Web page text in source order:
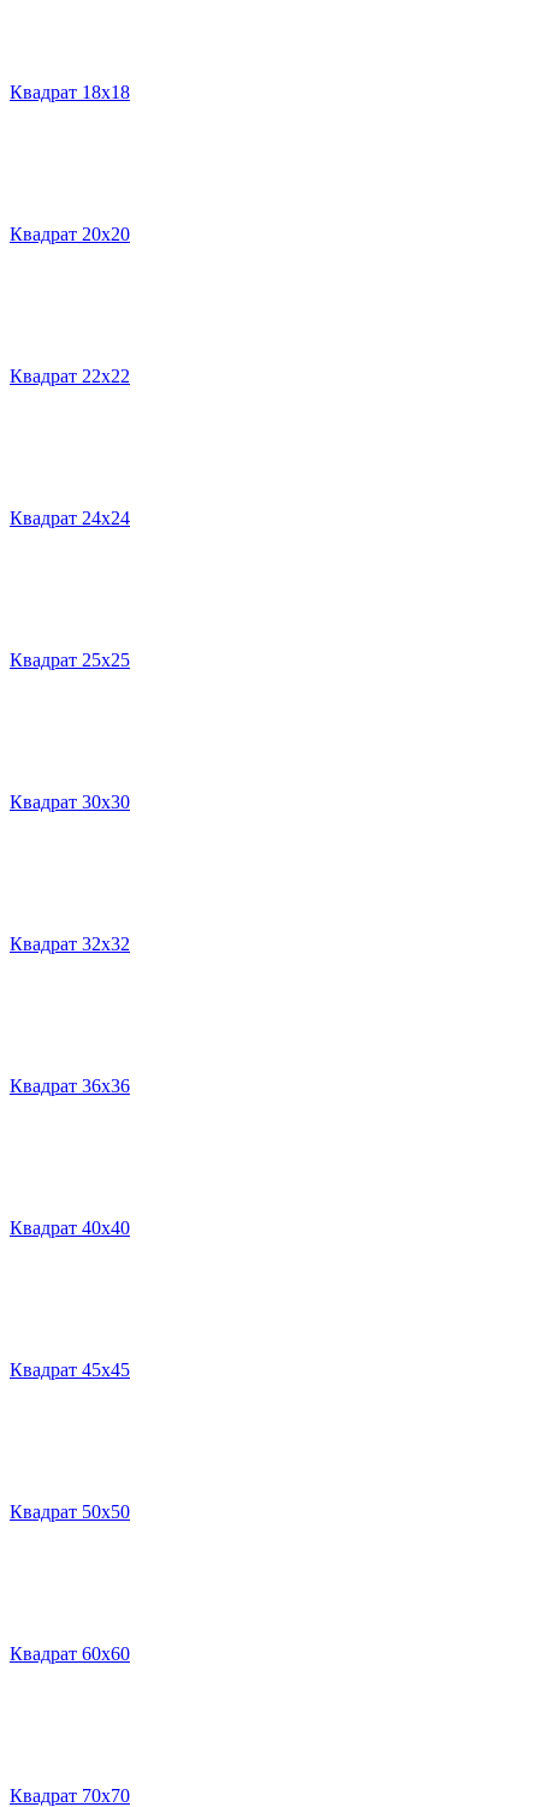
Квадрат 18х18
Квадрат 20х20
Квадрат 22х22
Квадрат 24х24
Квадрат 25х25
Квадрат 30х30
Квадрат 32х32
Квадрат 36х36
Квадрат 40х40
Квадрат 45х45
Квадрат 50х50
Квадрат 60х60
Квадрат 70х70